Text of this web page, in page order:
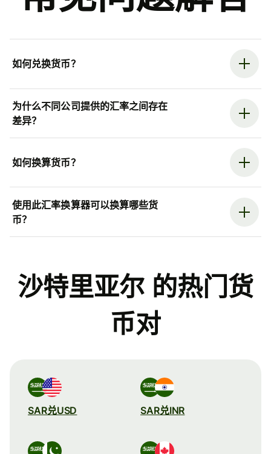
如何兑换货币？
为什么不同公司提供的汇率之间存在
差异？
如何换算货币？
使用此汇率换算器可以换算哪些货
币？
沙特里亚尔 的热门货
币对
SAR兑USD SAR兑INR